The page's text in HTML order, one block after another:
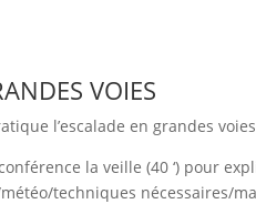
VOIES
l’escalade en grandes
la veille (40 ‘) pour
techniques nécessaires/